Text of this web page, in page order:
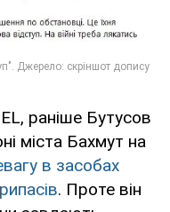
раніше Бутусов
міста Бахмут на
в засобах
. Проте він